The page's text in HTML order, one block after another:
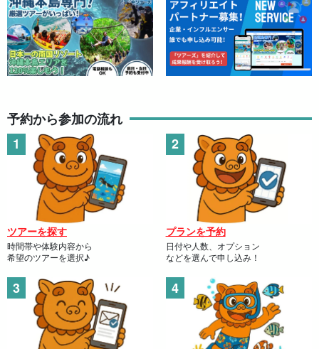
予約から参加の流れ
ツアーを探す
時間帯や体験内容から
希望のツアーを選択♪
プランを予約
日付や人数、オプション
などを選んで申し込み！